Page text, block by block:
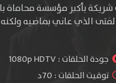
بأكبر مؤسسة محاماة
الذي عاني بماضيه
جودة الحلقات :1080p HDTV
توقيت الحلقات : 70د